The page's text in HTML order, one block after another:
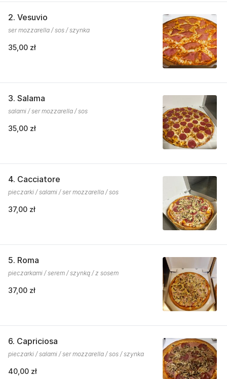
2. Vesuvio
ser mozzarella / sos / szynka
35,00 zł
3. Salama
salami / ser mozzarella / sos
35,00 zł
4. Cacciatore
pieczarki / salami / ser mozzarella / sos
37,00 zł
5. Roma
pieczarkami / serem / szynką / z sosem
37,00 zł
6. Capriciosa
pieczarki / salami / ser mozzarella / sos / szynka
40,00 zł